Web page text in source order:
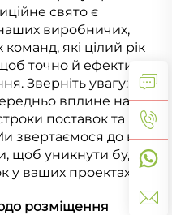
свято є
виробничих,
які цілий рік
точно й ефективно
Зверніть увагу: це
вплине на
поставок та
звертаємося до вас
щоб уникнути будь-
у ваших проектах.
розміщення